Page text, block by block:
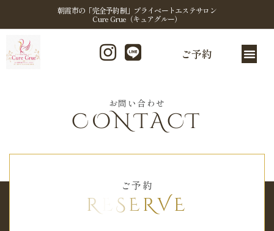
朝霞市の「完全予約制」プライベートエステサロン
Cure Grue（キュアグルー）
ご予約
お問い合わせ
CONTACT
ご予約
RESERVE